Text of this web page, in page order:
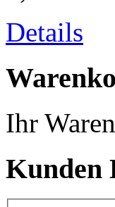
Details
Ihr
Kunden